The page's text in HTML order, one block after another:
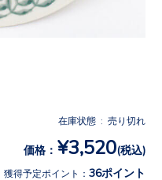
在庫状態 : 売り切れ
価格： ¥3,520(税込)
獲得予定ポイント： 36ポイント